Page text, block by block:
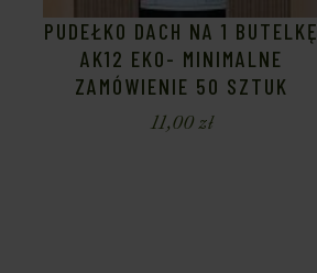
PUDEŁKO DACH NA 1 BUTELKĘ
AK12 EKO- MINIMALNE
ZAMÓWIENIE 50 SZTUK
11,00zł